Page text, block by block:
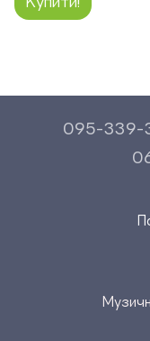
095-339-